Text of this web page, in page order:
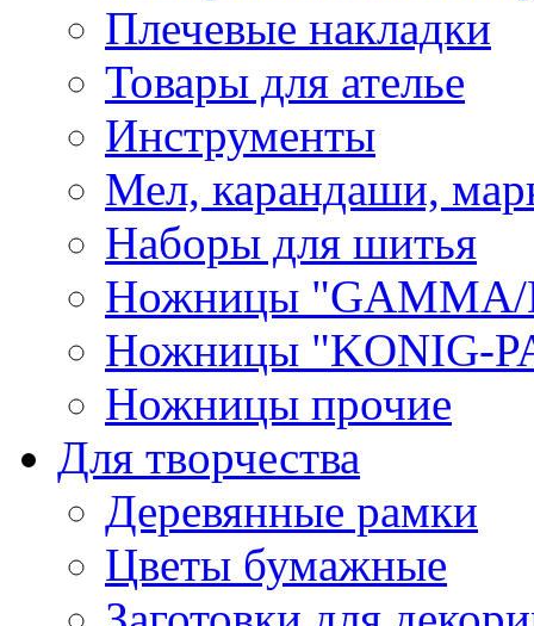
Плечевые накладки
Товары для ателье
Инструменты
Мел, карандаши,
Наборы для шитья
Ножницы "GAMMA/
Ножницы "KONIG-
Ножницы прочие
Для творчества
Деревянные рамки
Цветы бумажные